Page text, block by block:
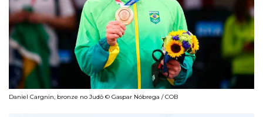
Daniel Cargnin, bronze no Judô © Gaspar Nóbrega / COB